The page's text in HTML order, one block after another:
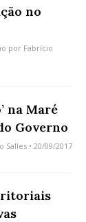
no
por Fabrício
na Maré
Governo
Salles • 20/09/2017